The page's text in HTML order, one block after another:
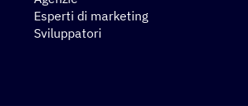
Esperti di marketing
Sviluppatori